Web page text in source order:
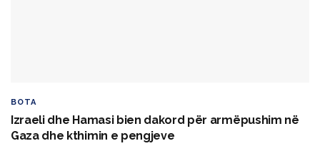
BOTA
Izraeli dhe Hamasi bien dakord për armëpushim në
Gaza dhe kthimin e pengjeve